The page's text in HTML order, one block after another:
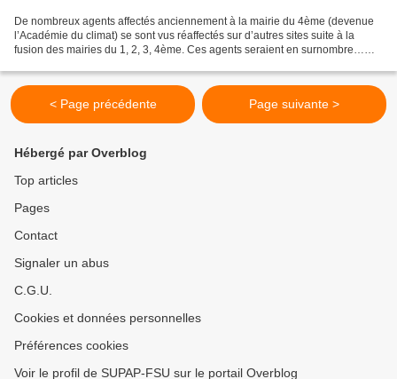
De nombreux agents affectés anciennement à la mairie du 4ème (devenue
l’Académie du climat) se sont vus réaffectés sur d’autres sites suite à la
fusion des mairies du 1, 2, 3, 4ème. Ces agents seraient en surnombre…
< Page précédente Page suivante >
Hébergé par Overblog
Top articles
Pages
Contact
Signaler un abus
C.G.U.
Cookies et données personnelles
Préférences cookies
Voir le profil de SUPAP-FSU sur le portail Overblog